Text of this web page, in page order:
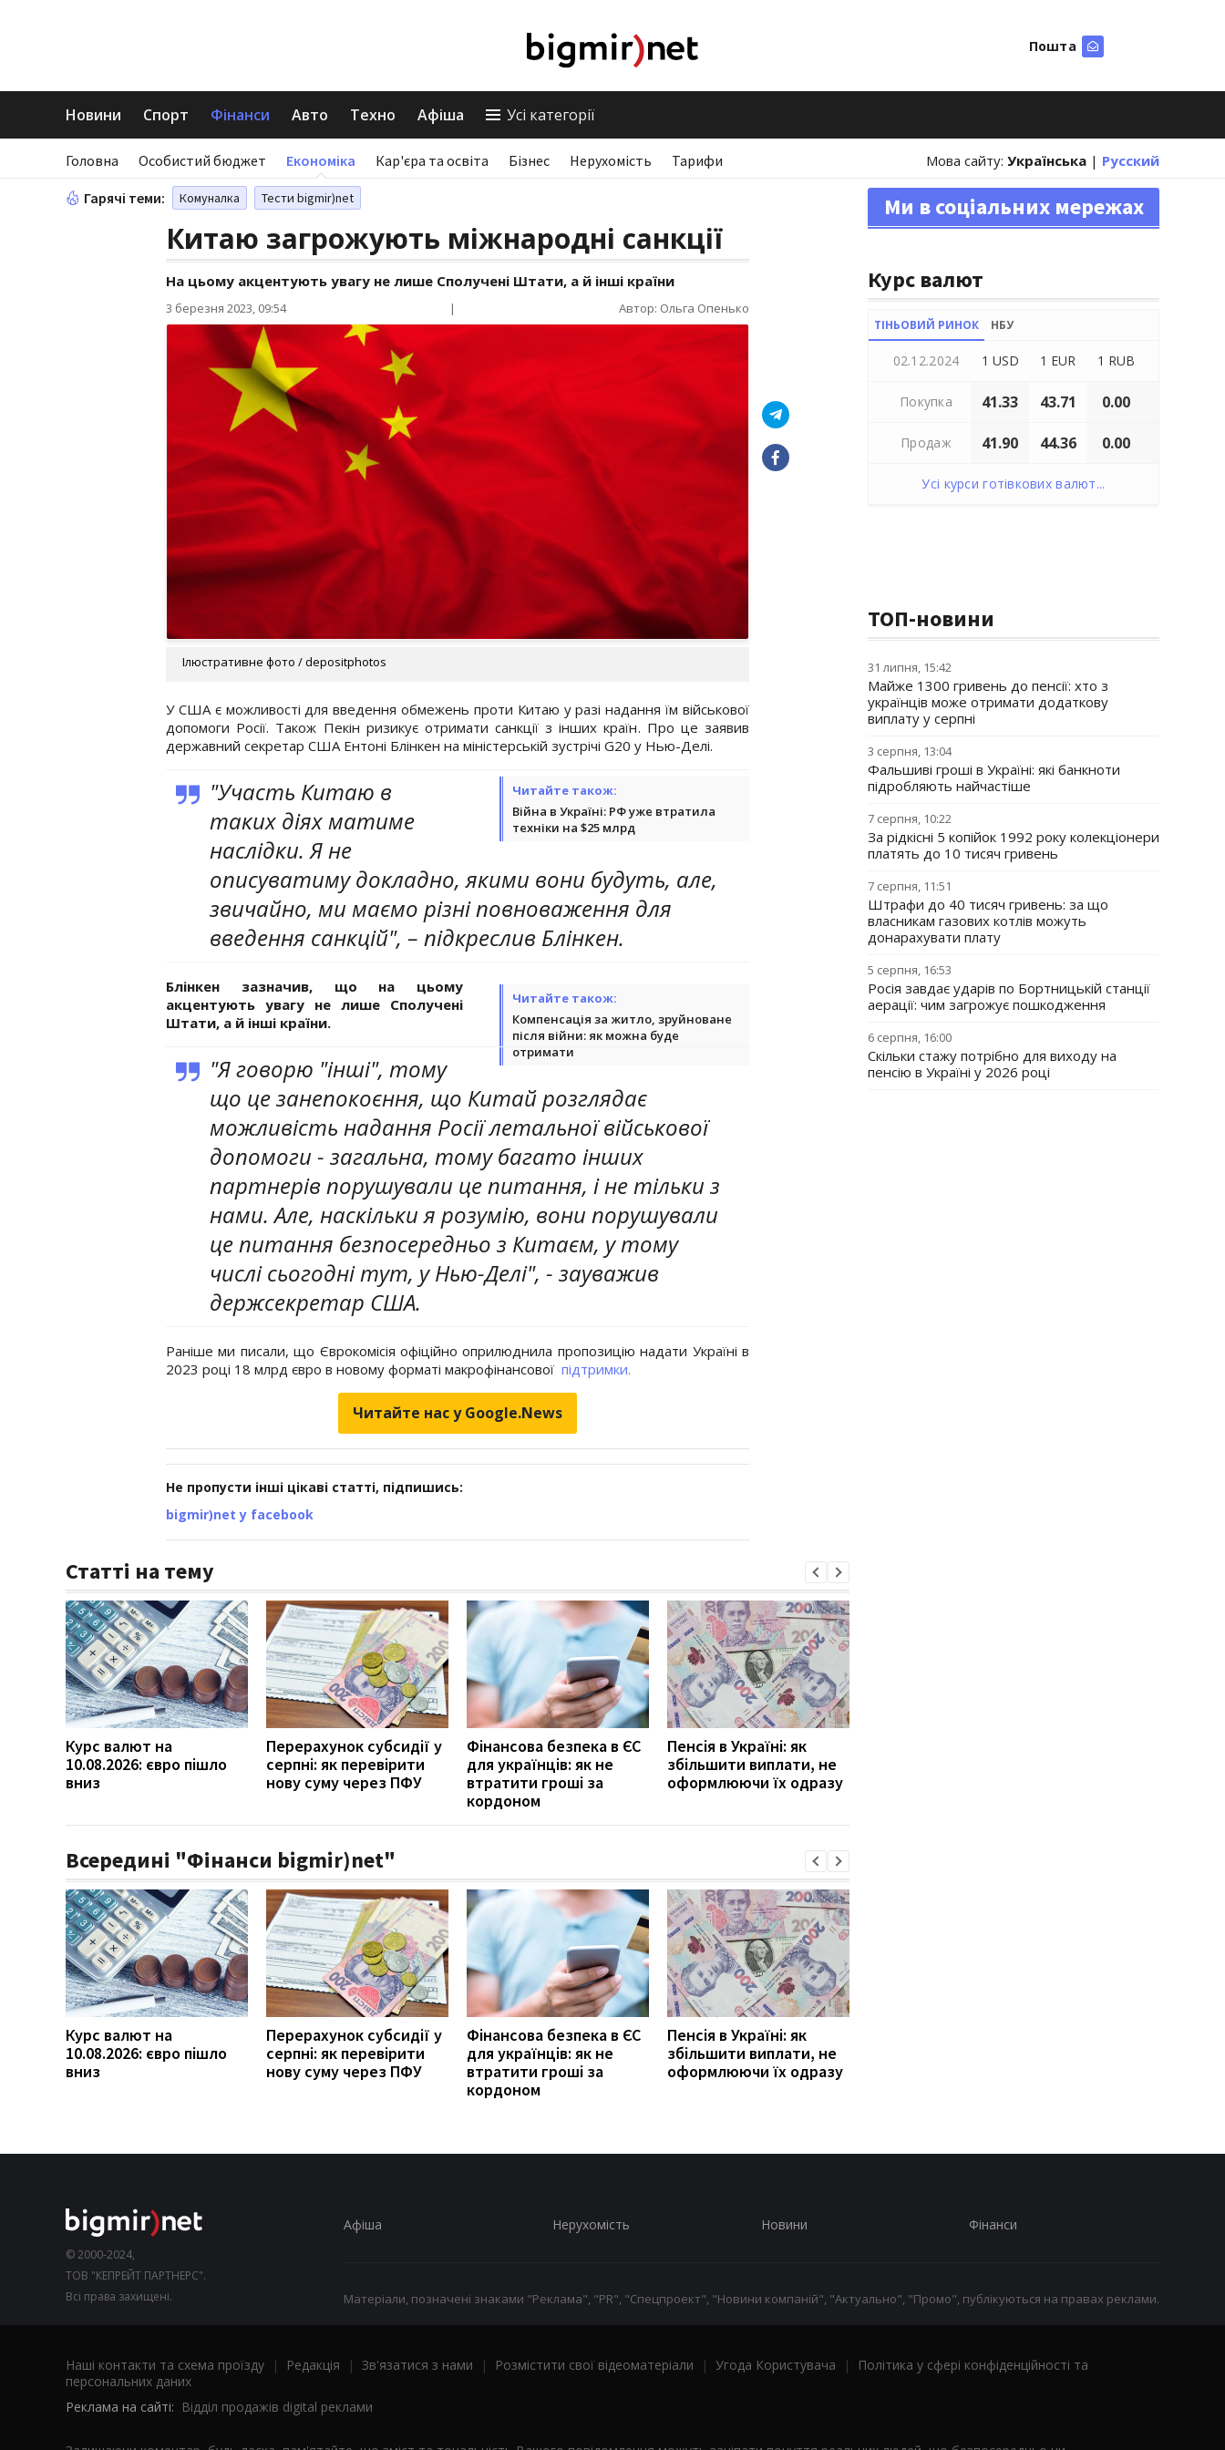
Пошта
Новини Спорт Фінанси Авто Техно Афіша Усі категорії
Головна Особистий бюджет Економіка Кар'єра та освіта Бізнес Нерухомість Тарифи Мова сайту: Українська | Русский
Гарячі теми: Комуналка Тести bigmir)net
Китаю загрожують міжнародні санкції
На цьому акцентують увагу не лише Сполучені Штати, а й інші країни
3 березня 2023, 09:54 | Автор: Ольга Опенько
Ілюстративне фото / depositphotos
У США є можливості для введення обмежень проти Китаю у разі надання їм військової
допомоги Росії. Також Пекін ризикує отримати санкції з інших країн. Про це заявив
державний секретар США Ентоні Блінкен на міністерській зустрічі G20 у Нью-Делі.
Читайте також:
Війна в Україні: РФ уже втратила
техніки на $25 млрд
"Участь Китаю в
таких діях матиме
наслідки. Я не
описуватиму докладно, якими вони будуть, але,
звичайно, ми маємо різні повноваження для
введення санкцій", – підкреслив Блінкен.
Читайте також:
Компенсація за житло, зруйноване
після війни: як можна буде
отримати
Блінкен зазначив, що на цьому
акцентують увагу не лише Сполучені
Штати, а й інші країни.
"Я говорю "інші", тому
що це занепокоєння, що Китай розглядає
можливість надання Росії летальної військової
допомоги - загальна, тому багато інших
партнерів порушували це питання, і не тільки з
нами. Але, наскільки я розумію, вони порушували
це питання безпосередньо з Китаєм, у тому
числі сьогодні тут, у Нью-Делі", - зауважив
держсекретар США.
Раніше ми писали, що Єврокомісія офіційно оприлюднила пропозицію надати Україні в
2023 році 18 млрд євро в новому форматі макрофінансової підтримки.
Читайте нас у Google.News
Не пропусти інші цікаві статті, підпишись:
bigmir)net у facebook
Статті на тему
Курс валют на
10.08.2026: євро пішло
вниз
Перерахунок субсидії у
серпні: як перевірити
нову суму через ПФУ
Фінансова безпека в ЄС
для українців: як не
втратити гроші за
кордоном
Пенсія в Україні: як
збільшити виплати, не
оформлюючи їх одразу
Всередині "Фінанси bigmir)net"
Курс валют на
10.08.2026: євро пішло
вниз
Перерахунок субсидії у
серпні: як перевірити
нову суму через ПФУ
Фінансова безпека в ЄС
для українців: як не
втратити гроші за
кордоном
Пенсія в Україні: як
збільшити виплати, не
оформлюючи їх одразу
Ми в соціальних мережах
Курс валют
ТІНЬОВИЙ РИНОК НБУ
02.12.2024 1 USD 1 EUR 1 RUB
Покупка 41.33 43.71 0.00
Продаж 41.90 44.36 0.00
Усі курси готівкових валют...
ТОП-новини
31 липня, 15:42
Майже 1300 гривень до пенсії: хто з
українців може отримати додаткову
виплату у серпні
3 серпня, 13:04
Фальшиві гроші в Україні: які банкноти
підробляють найчастіше
7 серпня, 10:22
За рідкісні 5 копійок 1992 року колекціонери
платять до 10 тисяч гривень
7 серпня, 11:51
Штрафи до 40 тисяч гривень: за що
власникам газових котлів можуть
донарахувати плату
5 серпня, 16:53
Росія завдає ударів по Бортницькій станції
аерації: чим загрожує пошкодження
6 серпня, 16:00
Скільки стажу потрібно для виходу на
пенсію в Україні у 2026 році
© 2000-2024,
ТОВ "КЕПРЕЙТ ПАРТНЕРС".
Всі права захищені.
Афіша Нерухомість Новини Фінанси
Матеріали, позначені знаками "Реклама", "PR", "Спецпроект", "Новини компаній", "Актуально", "Промо", публікуються на правах реклами.
Наші контакти та схема проїзду | Редакція | Зв'язатися з нами | Розмістити свої відеоматеріали | Угода Користувача |
Політика у сфері конфіденційності та
персональних даних
Реклама на сайті: Відділ продажів digital реклами